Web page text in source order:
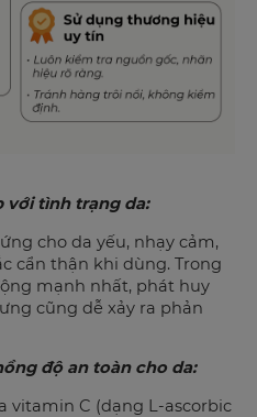
với tình trạng da:
cho da yếu, nhạy cảm,
cẩn thận khi dùng. Trong
mạnh nhất, phát huy
cũng dễ xảy ra phản
độ an toàn cho da:
vitamin C (dạng L-ascorbic